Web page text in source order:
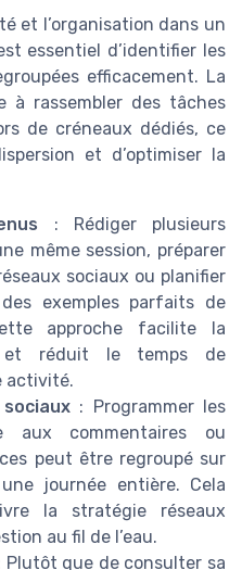
et l’organisation dans un
essentiel d’identifier les
efficacement. La
à rassembler des tâches
de créneaux dédiés, ce
et d’optimiser la
: Rédiger plusieurs
même session, préparer
sociaux ou planifier
exemples parfaits de
approche facilite la
et réduit le temps de
activité.
: Programmer les
aux commentaires ou
peut être regroupé sur
journée entière. Cela
la stratégie réseaux
au fil de l’eau.
Plutôt que de consulter sa